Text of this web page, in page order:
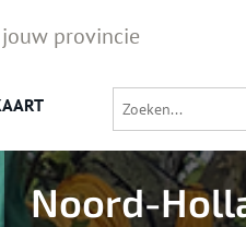
provincie
Noord-